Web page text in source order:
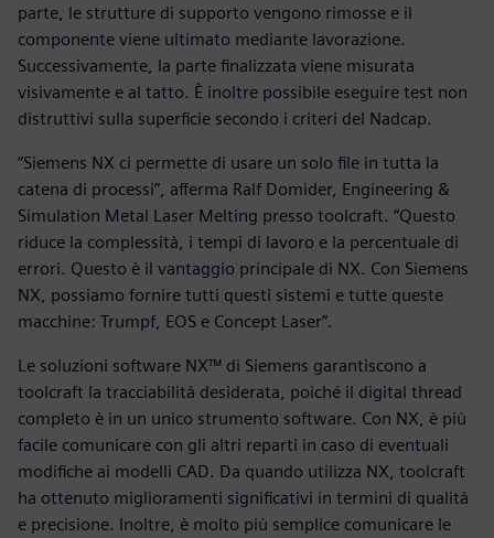
parte, le strutture di supporto vengono rimosse e il
componente viene ultimato mediante lavorazione.
Successivamente, la parte finalizzata viene misurata
visivamente e al tatto. È inoltre possibile eseguire test non
distruttivi sulla superficie secondo i criteri del Nadcap.
“Siemens NX ci permette di usare un solo file in tutta la
catena di processi”, afferma Ralf Domider, Engineering &
Simulation Metal Laser Melting presso toolcraft. “Questo
riduce la complessità, i tempi di lavoro e la percentuale di
errori. Questo è il vantaggio principale di NX. Con Siemens
NX, possiamo fornire tutti questi sistemi e tutte queste
macchine: Trumpf, EOS e Concept Laser”.
Le soluzioni software NX™ di Siemens garantiscono a
toolcraft la tracciabilità desiderata, poiché il digital thread
completo è in un unico strumento software. Con NX, è più
facile comunicare con gli altri reparti in caso di eventuali
modifiche ai modelli CAD. Da quando utilizza NX, toolcraft
ha ottenuto miglioramenti significativi in termini di qualità
e precisione. Inoltre, è molto più semplice comunicare le